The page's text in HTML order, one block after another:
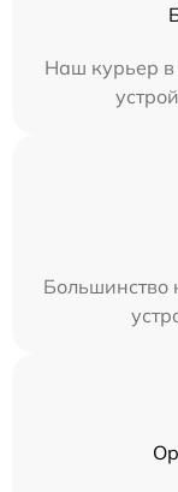
Наш курьер в
Большинство